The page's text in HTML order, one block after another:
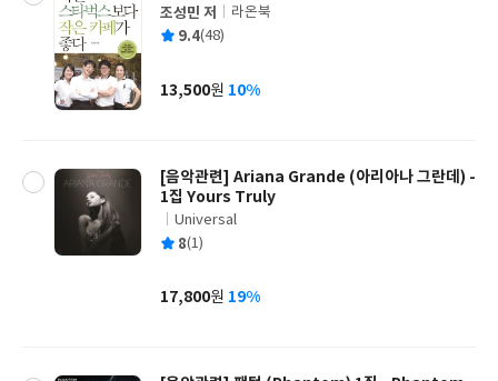
글
쓴
조성민 저
출
사
라온북
평 9.4(48)
가
13,500원 10%
[음악관련] Ariana Grande (아리아나 그란데) -
1집 Yours Truly
글
쓴
출
사
Universal
평 8(1)
가
17,800원 19%